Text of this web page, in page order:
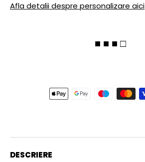
Afla detalii despre personalizare aici
■ ■ ■ □
DESCRIERE